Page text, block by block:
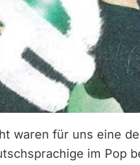
waren für uns eine
im Pop